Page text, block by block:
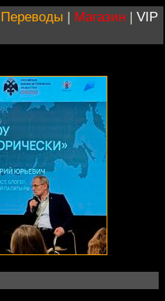
Переводы | Магазин | VIP